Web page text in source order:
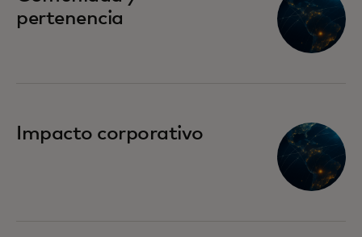
pertenencia
Impacto corporativo